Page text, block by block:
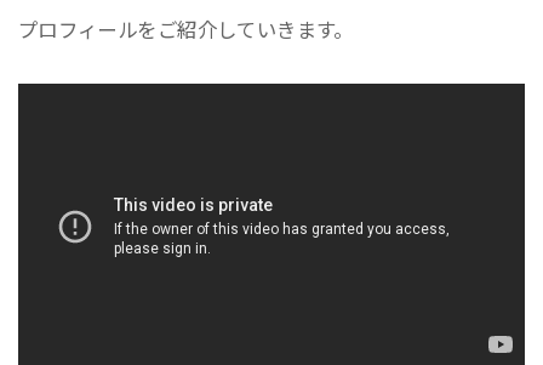
プロフィールをご紹介していきます。